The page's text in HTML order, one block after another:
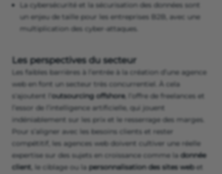
La cybersécurité et la sécurisation des données sont
un enjeu de taille pour les entreprises B2B, avec une
multiplication des cyber-attaques.
Les perspectives du secteur
Les faibles barrières à l’entrée à la création d’une agence
web en font un secteur très concurrentiel. À cela
s'ajoutent l’ outsourcing offshore, l’offre de freelances et
l’essor de l’intelligence artificielle, qui jouent
indéniablement sur les prix et le resserrage des marges.
Pour s’aligner avec les besoins clients et rester
compétitif, les agences web doivent cultiver une réelle
expertise sur des sujets en croissance comme la donnée
client , le ciblage ou la personnalisation des sites webet